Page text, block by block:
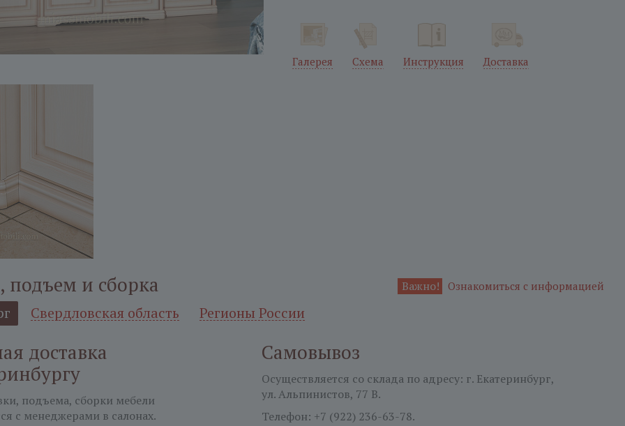
Галерея Схема Инструкция Доставка
подъем и сборка Важно! Ознакомиться с информацией
Свердловская область Регионы России
доставка
подъема, сборки мебели
с менеджерами в салонах.
Самовывоз
Осуществляется со склада по адресу: г. Екатеринбург,
ул. Альпинистов, 77 В.
Телефон: +7 (922) 236-63-78.